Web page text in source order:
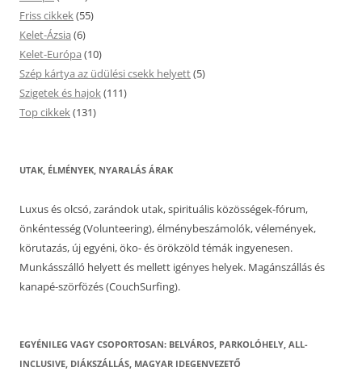
Friss cikkek(55)
Kelet-Ázsia (6)
Kelet-Európa (10)
Szép kártya az üdülési csekk helyett(5)
Szigetek és hajok(111)
Top cikkek(131)
UTAK, ÉLMÉNYEK, NYARALÁS ÁRAK
Luxus és olcsó, zarándok utak, spirituális közösségek-fórum,
önkéntesség (Volunteering), élménybeszámolók, vélemények,
körutazás, új egyéni, öko- és örökzöld témák ingyenesen.
Munkásszálló helyett és mellett igényes helyek. Magánszállás és
kanapé-szörfözés (CouchSurfing).
EGYÉNILEG VAGY CSOPORTOSAN: BELVÁROS, PARKOLÓHELY, ALL-
INCLUSIVE, DIÁKSZÁLLÁS, MAGYAR IDEGENVEZETŐ